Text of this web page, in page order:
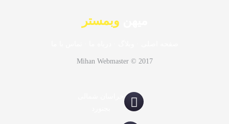
وبمستر
Mihan Webmaster © 2017